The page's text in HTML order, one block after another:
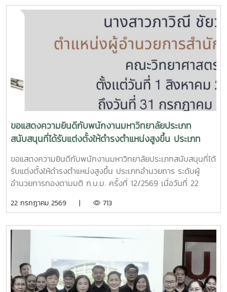
แนวทางของเกณฑ์ EdPEx มุ่งสู่ความเป็นเลิศในการบริหาร
องค์กรและการจัดการศึกษาอย่างยั่งยืน ในการนี้ คณะกรรมการ
ประเมินคุณภาพการศึกษาภายใน ได้ร่วมดำเนินการ วิพากษ์และ
ให้ข้อเสนอแนะต่อรายงานผลการดำเนินการเพื่อความเป็นเลิศ
(EdPEx Report) โดยพิจารณาความครบถ้วน ความเชื่อมโยง
และความสอดคล้องของผลการดำเนินงานในทุกหมวดของเกณฑ์
EdPEx พร้อมแลกเปลี่ยนข้อคิดเห็นและแนวทางการพัฒนา เพื่อ
ยกระดับคุณภาพของรายงานและเตรียมความพร้อมสำหรับการ
ดำเนินงานด้านคุณภาพของคณะในระยะต่อไป คณะกรรมการ
ประเมินคุณภาพการศึกษาภายใน ประกอบด้วย รองศาสตราจารย์
ดร.รัชพล สันติวรากร ประธานกรรมการ คณบดีคณะ
วิศวกรรมศาสตร์ มหาวิทยาลัยขอนแก่น ผู้ช่วยศาสตราจารย์ตะวัน
ฉาย โพธิ์หอม กรรมการ คณะวิศวกรรมศาสตร์ มหาวิทยาลัย
อุบลราชธานี นางสาวศิรินยา อ้นแก้ว เลขานุการ คณะเทคโนโลยี
การประมงและทรัพยากรทางน้ำ มหาวิทยาลัยแม่โจ้ การจัด
มหาวิทยาลัยแม่โจ้ ในการพัฒนาระบบประกันคุณภาพการศึกษา
Performance Excellence (EdPEx) โดยอาศัยกระบวนการ
ประเมิน การวิพากษ์ และการให้ข้อเสนอแนะจากผู้ทรงคุณวุฒิ
เพื่อขับเคลื่อนการดำเนินงานให้เกิดการพัฒนาอย่างต่อเนื่อง
สร้างผลลัพธ์ที่เป็นเลิศ และยกระดับคุณภาพการศึกษาสู่
มาตรฐานระดับประเทศและระดับสากล อันจะนำไปสู่การสร้าง
ขอแสดงความยินดีกับพนักงานมหาวิทยาลัยประเภท
สนับสนุนที่ได้รับแต่งตั้งให้ดำรงตำแหน่งสูงขึ้น ประเภท
อำนวยการ ระดับผู้อำนวยการกอง
ขอแสดงความยินดีกับพนักงานมหาวิทยาลัยประเภทสนับสนุนที่ได้
รับแต่งตั้งให้ดำรงตำแหน่งสูงขึ้น ประเภทอำนวยการ ระดับผู้
อำนวยการกองตามมติ ก.บ.ม. ครั้งที่ 12/2569 เมื่อวันที่ 22
นางสาวภาวิณี ชัยวุฒิ ให้ดำรงตำแหน่งผู้อำนวยการสำนักงาน
วันที่ 31 กรกฎาคม พ.ศ. 2573 (ตามวาระการดำรงตำแหน่ง)
22 กรกฎาคม 2569 | 713